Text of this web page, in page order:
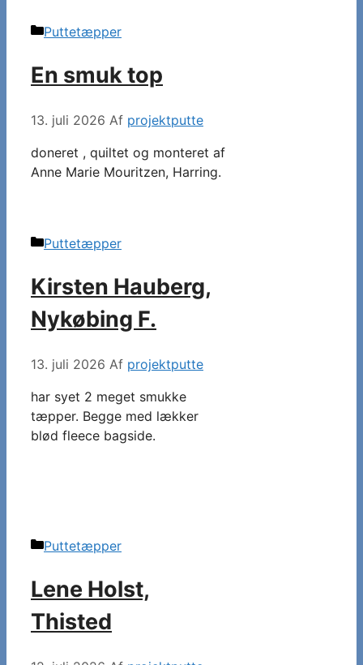
Kategorier
Puttetæpper
En smuk top
13. juli 2026 Af projektputte
doneret , quiltet og monteret af
Anne Marie Mouritzen, Harring.
Kategorier
Puttetæpper
Kirsten Hauberg,
Nykøbing F.
13. juli 2026 Af projektputte
har syet 2 meget smukke
tæpper. Begge med lækker
blød fleece bagside.
Kategorier
Puttetæpper
Lene Holst,
Thisted